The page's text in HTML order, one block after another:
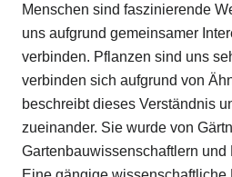
Menschen sind faszinierende
uns aufgrund gemeinsamer
verbinden. Pflanzen sind uns
verbinden sich aufgrund von
beschreibt dieses Verständnis
zueinander. Sie wurde von
Gartenbauwissenschaftlern und